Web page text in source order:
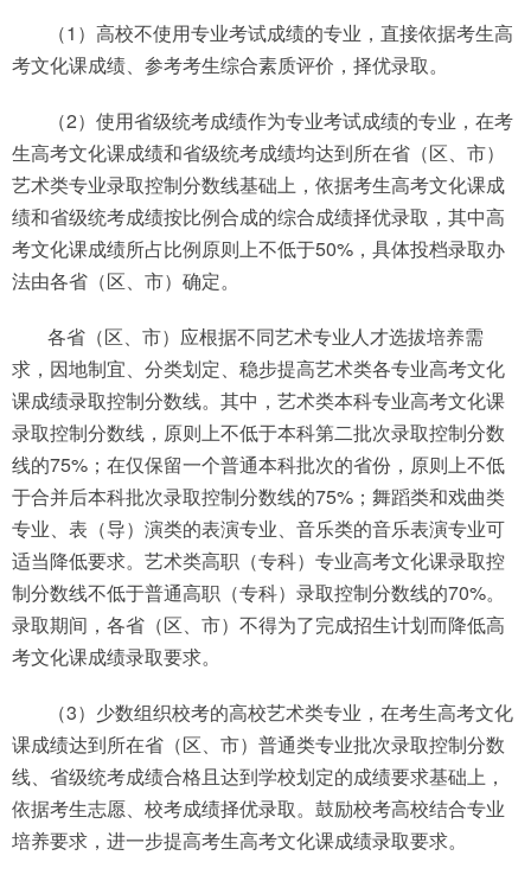
（1）高校不使用专业考试成绩的专业，直接依据考生高
考文化课成绩、参考考生综合素质评价，择优录取。
（2）使用省级统考成绩作为专业考试成绩的专业，在考
生高考文化课成绩和省级统考成绩均达到所在省（区、市）
艺术类专业录取控制分数线基础上，依据考生高考文化课成
绩和省级统考成绩按比例合成的综合成绩择优录取，其中高
考文化课成绩所占比例原则上不低于50%，具体投档录取办
法由各省（区、市）确定。
各省（区、市）应根据不同艺术专业人才选拔培养需
求，因地制宜、分类划定、稳步提高艺术类各专业高考文化
课成绩录取控制分数线。其中，艺术类本科专业高考文化课
录取控制分数线，原则上不低于本科第二批次录取控制分数
线的75%；在仅保留一个普通本科批次的省份，原则上不低
于合并后本科批次录取控制分数线的75%；舞蹈类和戏曲类
专业、表（导）演类的表演专业、音乐类的音乐表演专业可
适当降低要求。艺术类高职（专科）专业高考文化课录取控
制分数线不低于普通高职（专科）录取控制分数线的70%。
录取期间，各省（区、市）不得为了完成招生计划而降低高
考文化课成绩录取要求。
（3）少数组织校考的高校艺术类专业，在考生高考文化
课成绩达到所在省（区、市）普通类专业批次录取控制分数
线、省级统考成绩合格且达到学校划定的成绩要求基础上，
依据考生志愿、校考成绩择优录取。鼓励校考高校结合专业
培养要求，进一步提高考生高考文化课成绩录取要求。